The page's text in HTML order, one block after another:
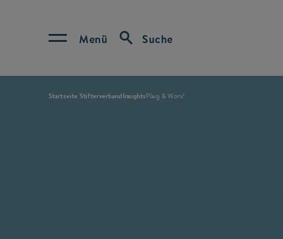
Menü Suche
Startseite StifterverbandInsightsPlug & Worx!